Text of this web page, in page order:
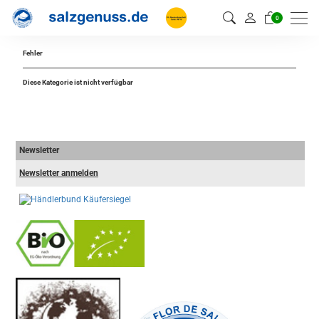
0
Fehler
Diese Kategorie ist nicht verfügbar
Newsletter
Newsletter anmelden